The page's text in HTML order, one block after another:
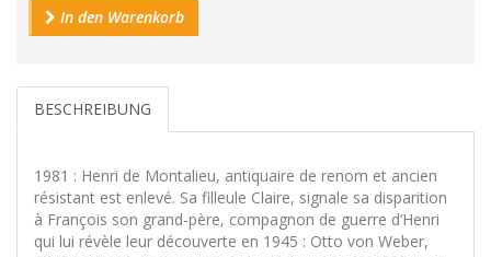
In den Warenkorb
BESCHREIBUNG
1981 : Henri de Montalieu, antiquaire de renom et ancien
résistant est enlevé. Sa filleule Claire, signale sa disparition
à François son grand-père, compagnon de guerre d’Henri
qui lui révèle leur découverte en 1945 : Otto von Weber,